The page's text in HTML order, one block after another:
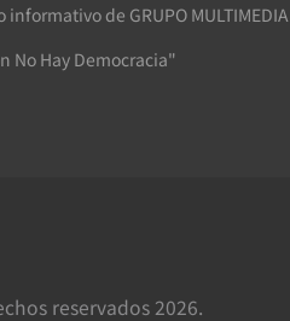
de GRUPO MULTIMEDIA
No Hay Democracia"
reservados 2026.